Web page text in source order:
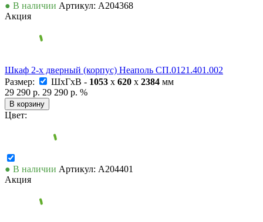
● В наличии Артикул: А204368
Акция
Шкаф 2-х дверный (корпус) Неаполь СП.0121.401.002
Размер:
ШxГxВ - 1053 x 620 x 2384 мм
29 290 р. 29 290 р. %
В корзину
Цвет:
● В наличии Артикул: А204401
Акция